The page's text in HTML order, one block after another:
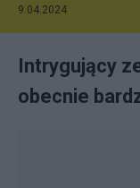
9.04.2024
Intrygujący
obecnie